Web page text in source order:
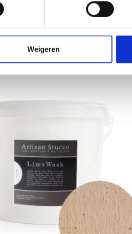
Weigeren